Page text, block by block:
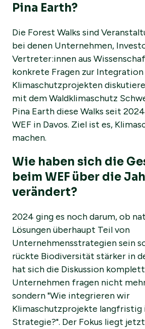
Pina Earth?
Die Forest Walks sind
bei denen Unternehmen,
Vertreter:innen aus
konkrete Fragen zur
Klimaschutzprojekten
mit dem Waldklimaschutz
Pina Earth diese Walks seit
WEF in Davos. Ziel ist es,
machen.
Wie haben sich die
beim WEF über die
verändert?
2024 ging es noch darum, ob
Lösungen überhaupt Teil von
Unternehmensstrategien sein
rückte Biodiversität stärker in
hat sich die Diskussion
Unternehmen fragen nicht
sondern "Wie integrieren wir
Klimaschutzprojekte langfristig
Strategie?". Der Fokus liegt